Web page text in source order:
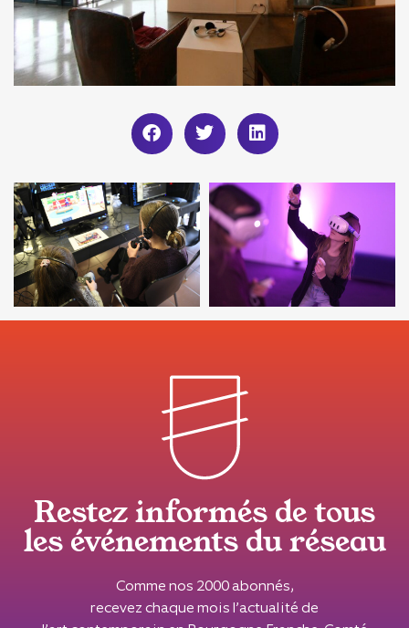
Restez informés de tous
les événements du réseau
Comme nos 2000 abonnés,
recevez chaque mois l’actualité de